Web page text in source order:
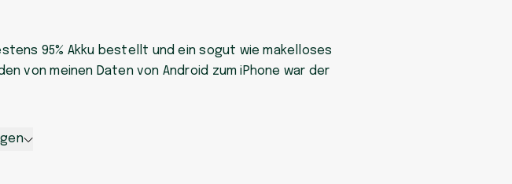
95% Akku bestellt und ein sogut wie makelloses
von meinen Daten von Android zum iPhone war der